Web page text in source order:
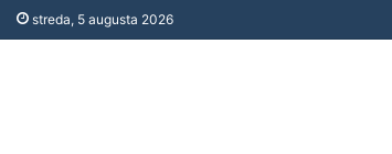
streda, 5 augusta 2026